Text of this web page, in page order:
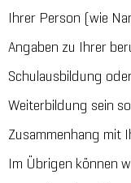
Ihrer Person (wie
Angaben zu Ihrer
Schulausbildung
Weiterbildung sein
Zusammenhang mit
Im Übrigen können